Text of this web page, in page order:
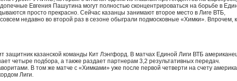
Евгения Пашутина могут полностью сконцентрироваться на борьбе в
просто прекрасно. Сейчас казанцы занимают второе место в Лиге ВТБ,
недавно во второй раз в сезоне обыграли подмосковные «Химки». Впрочем,
казанской команды Кит Лэнгфорд. В матчах Единой Лиги ВТБ
четыре подбора, а также раздает партнерам 3,2 результативных передач.
В том же матче с «Химками» уже после первой четверти на счету
Лиги.